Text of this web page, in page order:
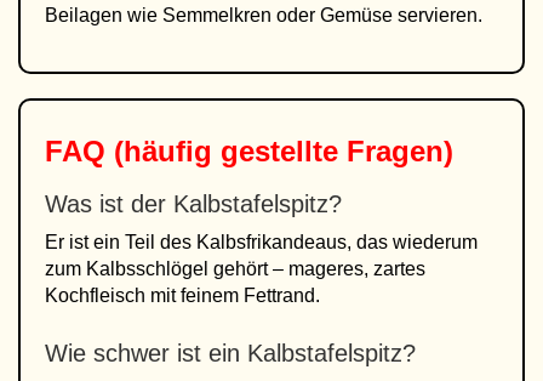
Beilagen wie Semmelkren oder Gemüse servieren.
FAQ (häufig gestellte Fragen)
Was ist der Kalbstafelspitz?
Er ist ein Teil des Kalbsfrikandeaus, das wiederum
zum Kalbsschlögel gehört – mageres, zartes
Kochfleisch mit feinem Fettrand.
Wie schwer ist ein Kalbstafelspitz?